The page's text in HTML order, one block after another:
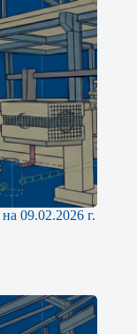
09.02.2026 г.